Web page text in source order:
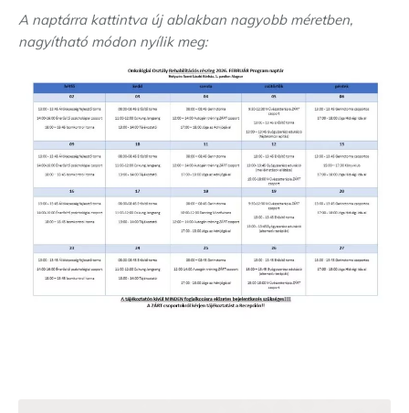
A naptárra kattintva új ablakban nagyobb méretben,
nagyítható módon nyílik meg: